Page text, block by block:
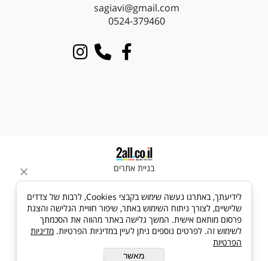
sagiavi@gmail.com
0524-379460
בניית אתרים
לידיעתך, באתרנו נעשה שימוש בקבצי Cookies, לרבות של צדדים
שלישיים, לצורך ניתוח השימוש באתר, שיפור חוויית הגלישה והצגת
פרסום מותאם אישית. המשך גלישה באתר מהווה את הסכמתך
לשימוש זה. לפרטים נוספים ניתן לעיין במדיניות הפרטיות. מדיניות
הפרטיות
מאשר